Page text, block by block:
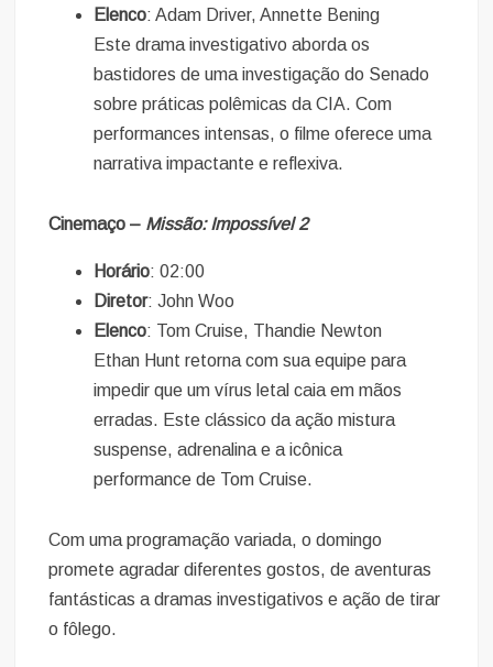
Elenco: Adam Driver, Annette Bening
Este drama investigativo aborda os
bastidores de uma investigação do Senado
sobre práticas polêmicas da CIA. Com
performances intensas, o filme oferece uma
narrativa impactante e reflexiva.
Cinemaço – Missão: Impossível 2
Horário: 02:00
Diretor: John Woo
Elenco: Tom Cruise, Thandie Newton
Ethan Hunt retorna com sua equipe para
impedir que um vírus letal caia em mãos
erradas. Este clássico da ação mistura
suspense, adrenalina e a icônica
performance de Tom Cruise.
Com uma programação variada, o domingo
promete agradar diferentes gostos, de aventuras
fantásticas a dramas investigativos e ação de tirar
o fôlego.